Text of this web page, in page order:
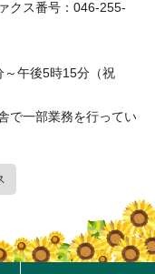
ス番号：046-255-
午後5時15分（祝
で一部業務を行ってい